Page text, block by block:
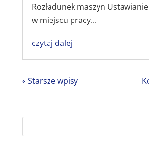
Rozładunek maszyn
w miejscu pracy...
czytaj dalej
« Starsze wpisy